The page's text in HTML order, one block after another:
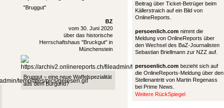
"Bruggut"
BZ
vom 30. Juni 2020
über das historische
Herrschaftshaus "Bruckgut" in
Münchenstein
Bruggut – eine neue Waffelspezialität
aus dem Burgund?
Beitrag über Ticket-Betrüger beim
Källerstraich auf ein Bild von
OnlineReports.
persoenlich.com nimmt die
Meldung von OnlineReports über
den Wechsel des BaZ-Journalisten
Sebastian Briellmann zur NZZ auf.
persoenlich.com bezieht sich auf
die OnlineReports-Meldung über den
Stellenantritt von Martin Regenass
bei Prime News.
Weitere RückSpiegel